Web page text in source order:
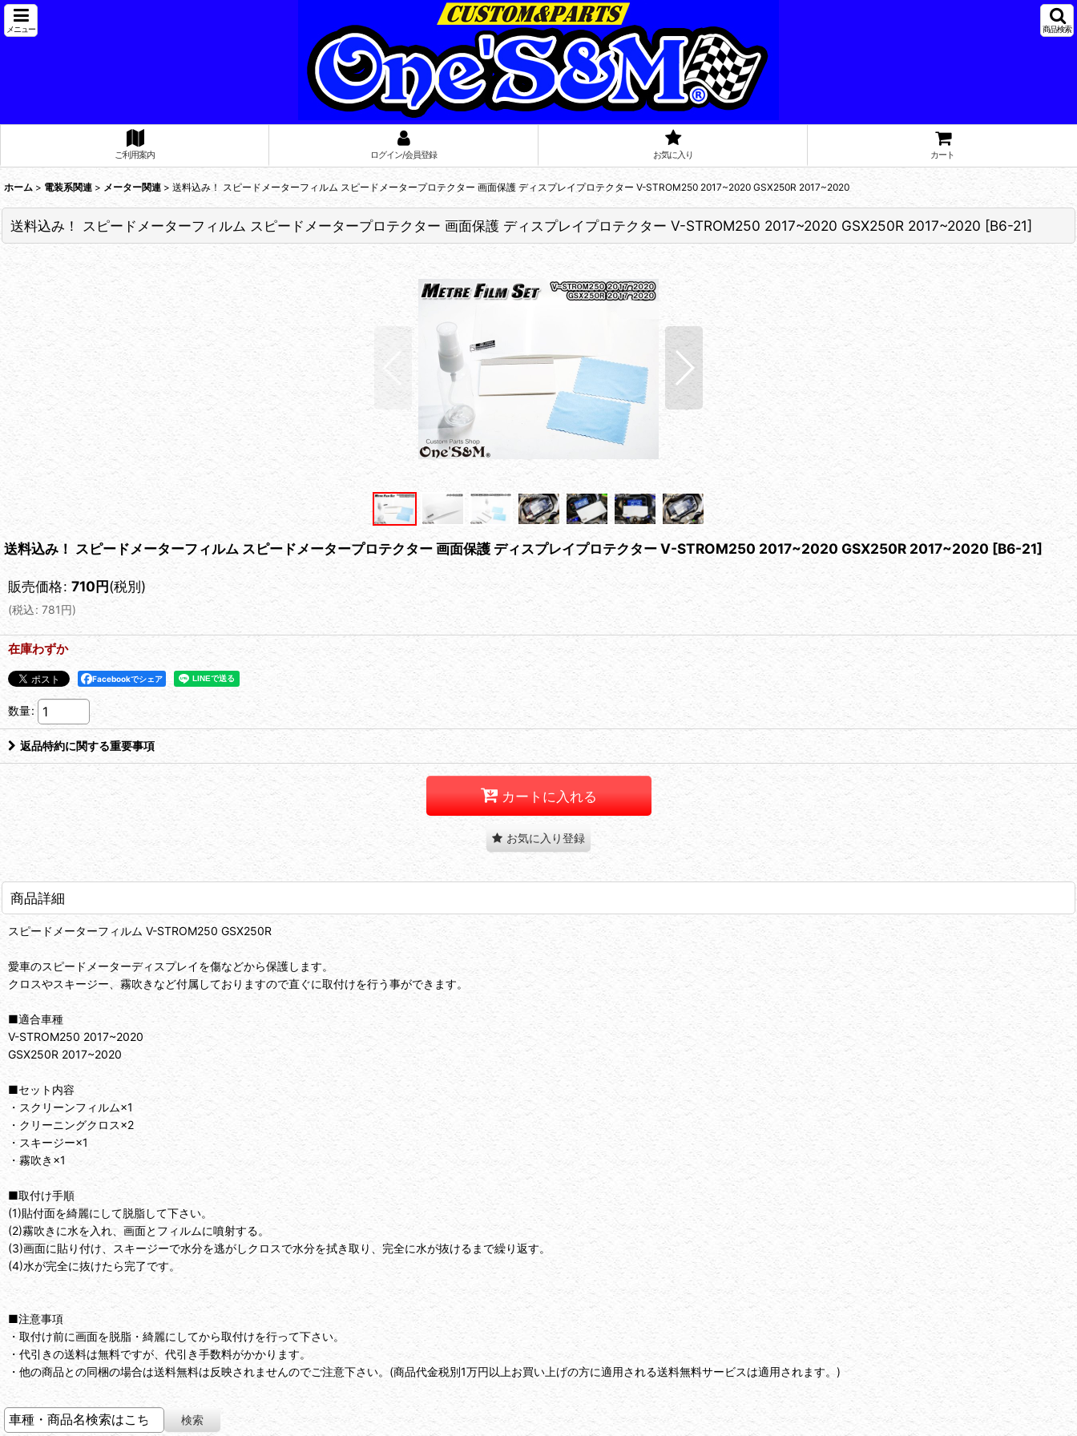
メニュー 商品検索
ご利用案内 ログイン/会員登録 お気に入り カート
ホーム > 電装系関連 > メーター関連 > 送料込み！ スピードメーターフィルム スピードメータープロテクター 画面保護 ディスプレイプロテクター V-STROM250 2017~2020 GSX250R 2017~2020
送料込み！ スピードメーターフィルム スピードメータープロテクター 画面保護 ディスプレイプロテクター V-STROM250 2017~2020 GSX250R 2017~2020 [B6-21]
送料込み！ スピードメーターフィルム スピードメータープロテクター 画面保護 ディスプレイプロテクター V-STROM250 2017~2020 GSX250R 2017~2020 [B6-21]
販売価格: 710円(税別)
(税込: 781円)
在庫わずか
Facebookでシェア
数量:
返品特約に関する重要事項
カートに入れる
お気に入り登録
商品詳細
スピードメーターフィルム V-STROM250 GSX250R
愛車のスピードメーターディスプレイを傷などから保護します。
クロスやスキージー、霧吹きなど付属しておりますので直ぐに取付けを行う事ができます。
■適合車種
V-STROM250 2017~2020
GSX250R 2017~2020
■セット内容
・スクリーンフィルム×1
・クリーニングクロス×2
・スキージー×1
・霧吹き×1
■取付け手順
(1)貼付面を綺麗にして脱脂して下さい。
(2)霧吹きに水を入れ、画面とフィルムに噴射する。
(3)画面に貼り付け、スキージーで水分を逃がしクロスで水分を拭き取り、完全に水が抜けるまで繰り返す。
(4)水が完全に抜けたら完了です。
■注意事項
・取付け前に画面を脱脂・綺麗にしてから取付けを行って下さい。
・代引きの送料は無料ですが、代引き手数料がかかります。
・他の商品との同梱の場合は送料無料は反映されませんのでご注意下さい。(商品代金税別1万円以上お買い上げの方に適用される送料無料サービスは適用されます。)